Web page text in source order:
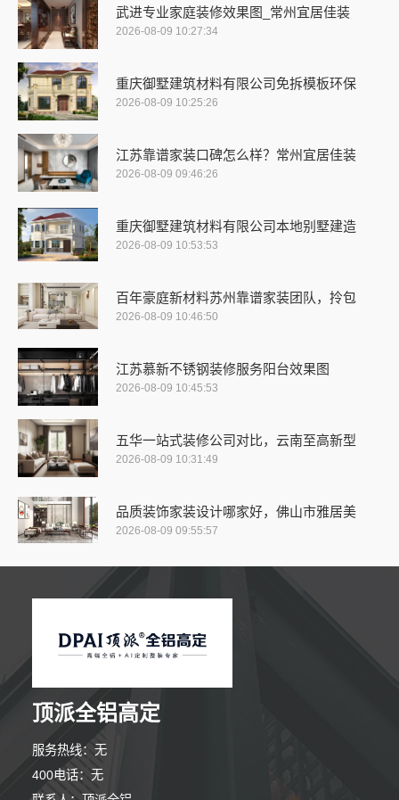
武进专业家庭装修效果图_常州宜居佳装
2026-08-09 10:27:34
重庆御墅建筑材料有限公司免拆模板环保
2026-08-09 10:25:26
江苏靠谱家装口碑怎么样？常州宜居佳装
2026-08-09 09:46:26
重庆御墅建筑材料有限公司本地别墅建造
2026-08-09 10:53:53
百年豪庭新材料苏州靠谱家装团队，拎包
2026-08-09 10:46:50
江苏慕新不锈钢装修服务阳台效果图
2026-08-09 10:45:53
五华一站式装修公司对比，云南至高新型
2026-08-09 10:31:49
品质装饰家装设计哪家好，佛山市雅居美
2026-08-09 09:55:57
顶派全铝高定
服务热线：无
400电话：无